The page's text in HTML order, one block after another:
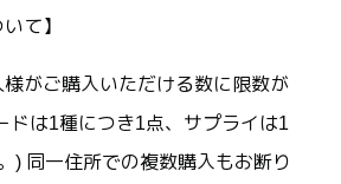
て】
がご購入いただける数に限数が
ドは1種につき1点、サプライは1
) 同一住所での複数購入もお断り